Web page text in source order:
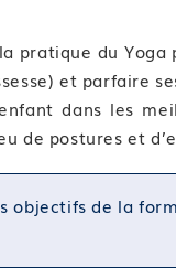
pratique du
et parfaire
dans les
de postures et
objectifs de la